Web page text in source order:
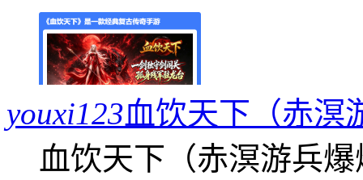
youxi123血饮天下（赤溟
血饮天下（赤溟游兵